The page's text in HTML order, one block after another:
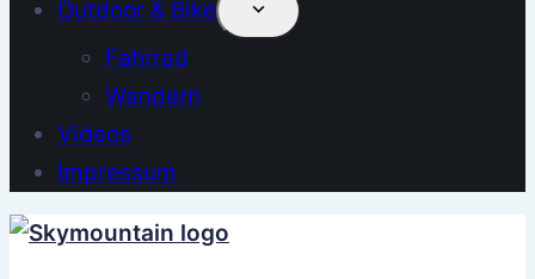
Outdoor & Bike
Fahrrad
Wandern
Videos
Impressum